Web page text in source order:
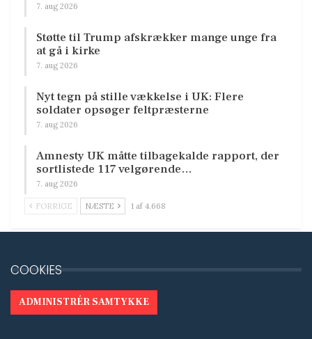
7. aug 2026
Støtte til Trump afskrækker mange unge fra
at gå i kirke
7. aug 2026
Nyt tegn på stille vækkelse i UK: Flere
soldater opsøger feltpræsterne
7. aug 2026
Amnesty UK måtte tilbagekalde rapport, der
sortlistede 117 velgørende…
7. aug 2026
FORRIGE NÆSTE 1 af 4.668
COOKIES
ADMINISTRÉR SAMTYKKE